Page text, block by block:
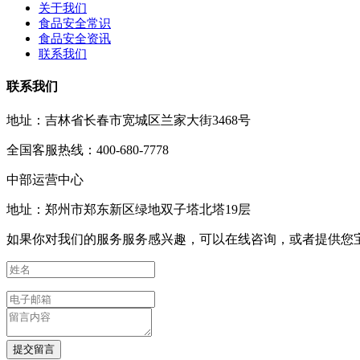
关于我们
食品安全常识
食品安全资讯
联系我们
联系我们
地址：吉林省长春市宽城区兰家大街3468号
全国客服热线：400-680-7778
中部运营中心
地址：郑州市郑东新区绿地双子塔北塔19层
如果你对我们的服务服务感兴趣，可以在线咨询，或者提供您
提交留言